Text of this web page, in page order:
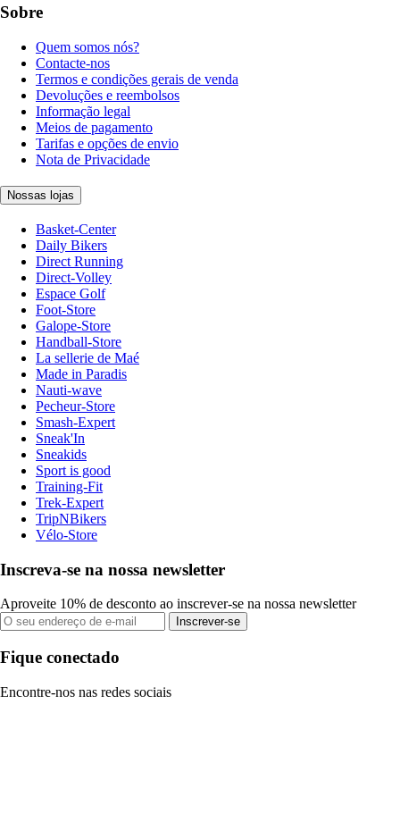
Sobre
Quem somos nós?
Contacte-nos
Termos e condições gerais de venda
Devoluções e reembolsos
Informação legal
Meios de pagamento
Tarifas e opções de envio
Nota de Privacidade
Nossas lojas
Basket-Center
Daily Bikers
Direct Running
Direct-Volley
Espace Golf
Foot-Store
Galope-Store
Handball-Store
La sellerie de Maé
Made in Paradis
Nauti-wave
Pecheur-Store
Smash-Expert
Sneak'In
Sneakids
Sport is good
Training-Fit
Trek-Expert
TripNBikers
Vélo-Store
Inscreva-se na nossa newsletter
Aproveite 10% de desconto ao inscrever-se na nossa newsletter
Inscrever-se
Fique conectado
Encontre-nos nas redes sociais